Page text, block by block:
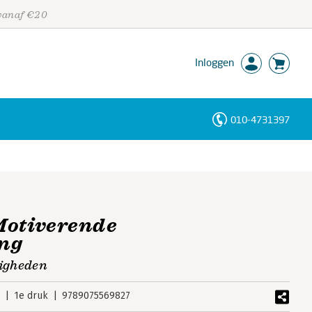
€20
Inloggen
010-4731397
1e druk 9789075569827
Personen